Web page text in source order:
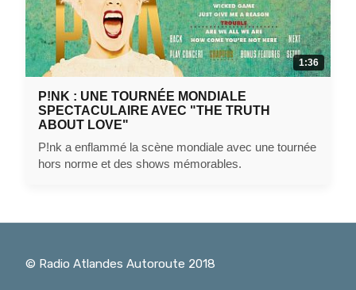
1:36
P!NK : UNE TOURNÉE MONDIALE
SPECTACULAIRE AVEC "THE TRUTH
ABOUT LOVE"
P!nk a enflammé la scène mondiale avec une tournée
hors norme et des shows mémorables.
© Radio Atlandes Autoroute 2018